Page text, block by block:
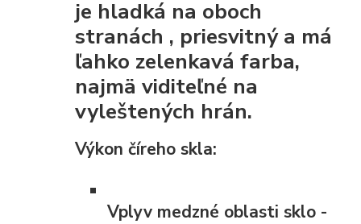
je hladká na oboch
stranách , priesvitný a má
ľahko zelenkavá farba,
najmä viditeľné na
vyleštených hrán.
Výkon číreho skla:
Vplyv medzné oblastisklo -